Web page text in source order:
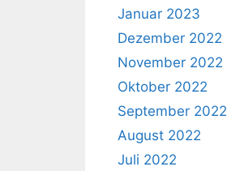
Januar 2023
Dezember 2022
November 2022
Oktober 2022
September 2022
August 2022
Juli 2022